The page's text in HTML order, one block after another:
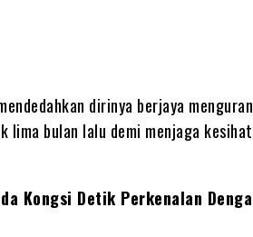
dirinya berjaya
bulan lalu demi menjaga
Kongsi Detik Perkenalan